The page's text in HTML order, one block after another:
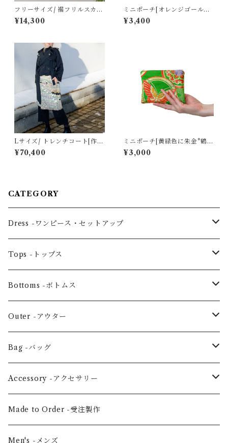
フリーサイズ/ 裾フリルスカー
ト[ブラウン雨簾よろけ縞]
¥14,300
ミニポーチ[オレンジゴールド
に熨斗と鶴花模様]
¥3,400
Lサイズ/ トレンチコート[作家
物千鳥と半島風景黒留袖]
¥70,400
ミニポーチ[黄緑色に朱金*鶴・
蝶・花の丸紋]
¥3,000
CATEGORY
Dress -ワンピース・セットアップ
One piece -ワンピースドレス
Ensemble -セットアップ
Tops -トップス
Blouse -ブラウス
Tunic -チュニック
Others -その他
Bottoms -ボトムス
Skirt -スカート
Pants -パンツ
Outer -アウター
Coat -コート
Jacket -ジャケット
Bag -バッグ
Large horizontal -横・大
Vertical medium -縦・中
Shoulder -ショルダー
Accessory -アクセサリー
Hair scrunchie -シュシュ
Mask -マスク
Made to Order -受注製作
Men's -メンズ